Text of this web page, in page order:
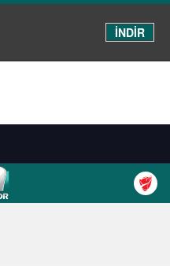
İNDİR